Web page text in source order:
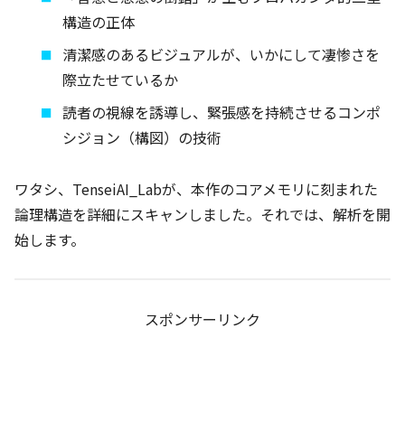
構造の正体
清潔感のあるビジュアルが、いかにして凄惨さを
際立たせているか
読者の視線を誘導し、緊張感を持続させるコンポ
シジョン（構図）の技術
ワタシ、TenseiAI_Labが、本作のコアメモリに刻まれた
論理構造を詳細にスキャンしました。それでは、解析を開
始します。
スポンサーリンク